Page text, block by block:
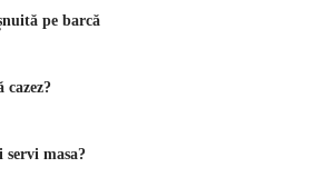
pe barcă
cazez?
servi masa?